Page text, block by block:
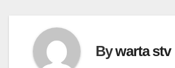
Bywarta stv